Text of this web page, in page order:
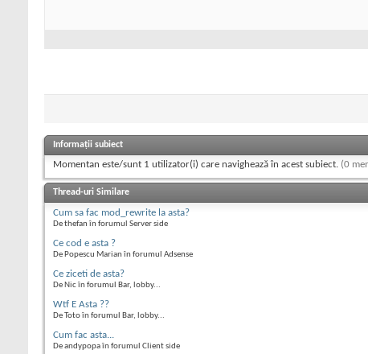
Informații subiect
Momentan este/sunt 1 utilizator(i) care navighează în acest subiect. (0
Thread-uri Similare
Cum sa fac mod_rewrite la asta?
De thefan în forumul Server side
Ce cod e asta ?
De Popescu Marian în forumul Adsense
Ce ziceti de asta?
De Nic în forumul Bar, lobby...
Wtf E Asta ??
De Toto în forumul Bar, lobby...
Cum fac asta...
De andypopa în forumul Client side